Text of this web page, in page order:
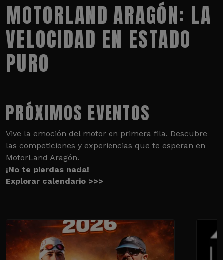
MOTORLAND ARAGÓN: LA
VELOCIDAD EN ESTADO
PURO
PRÓXIMOS EVENTOS
Vive la emoción del motor en primera fila. Descubre
las competiciones y experiencias que te esperan en
MotorLand Aragón.
¡No te pierdas nada!
Explorar calendario >>>